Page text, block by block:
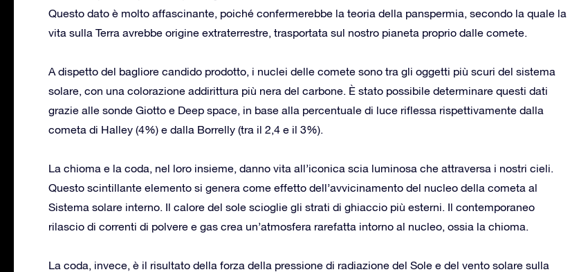
Questo dato è molto affascinante, poiché confermerebbe la teoria della panspermia, secondo la quale la
vita sulla Terra avrebbe origine extraterrestre, trasportata sul nostro pianeta proprio dalle comete.
A dispetto del bagliore candido prodotto, i nuclei delle comete sono tra gli oggetti più scuri del sistema
solare, con una colorazione addirittura più nera del carbone. È stato possibile determinare questi dati
grazie alle sonde Giotto e Deep space, in base alla percentuale di luce riflessa rispettivamente dalla
cometa di Halley (4%) e dalla Borrelly (tra il 2,4 e il 3%).
La chioma e la coda, nel loro insieme, danno vita all’iconica scia luminosa che attraversa i nostri cieli.
Questo scintillante elemento si genera come effetto dell’avvicinamento del nucleo della cometa al
Sistema solare interno. Il calore del sole scioglie gli strati di ghiaccio più esterni. Il contemporaneo
rilascio di correnti di polvere e gas crea un’atmosfera rarefatta intorno al nucleo, ossia la chioma.
La coda, invece, è il risultato della forza della pressione di radiazione del Sole e del vento solare sulla